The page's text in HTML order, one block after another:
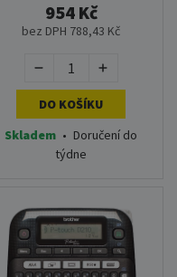
954 Kč
bez DPH 788,43 Kč
DO KOŠÍKU
Skladem • Doručení do
týdne